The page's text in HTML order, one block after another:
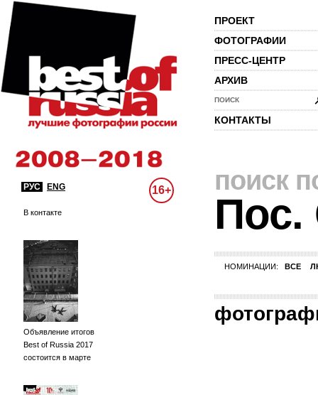
ПРОЕКТ
ФОТОГРАФИИ
ПРЕСС-ЦЕНТР
АРХИВ
ПОИСК
КОНТАКТЫ
РУС ENG 16+
В контакте
Объявление итогов
Best of Russia 2017
состоится в марте
поиск
Пос.
НОМИНАЦИИ: ВСЕ